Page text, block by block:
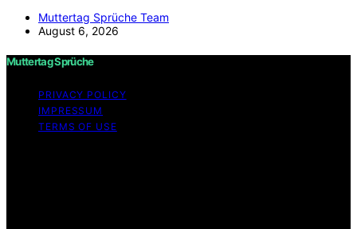
Muttertag Sprüche Team
August 6, 2026
Muttertag Sprüche
PRIVACY POLICY
IMPRESSUM
TERMS OF USE